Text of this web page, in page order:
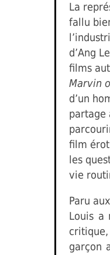
La
fallu
d’Ang
films
Marvin
d’un
partage
film
les
vie
Paru
Louis a
garçon